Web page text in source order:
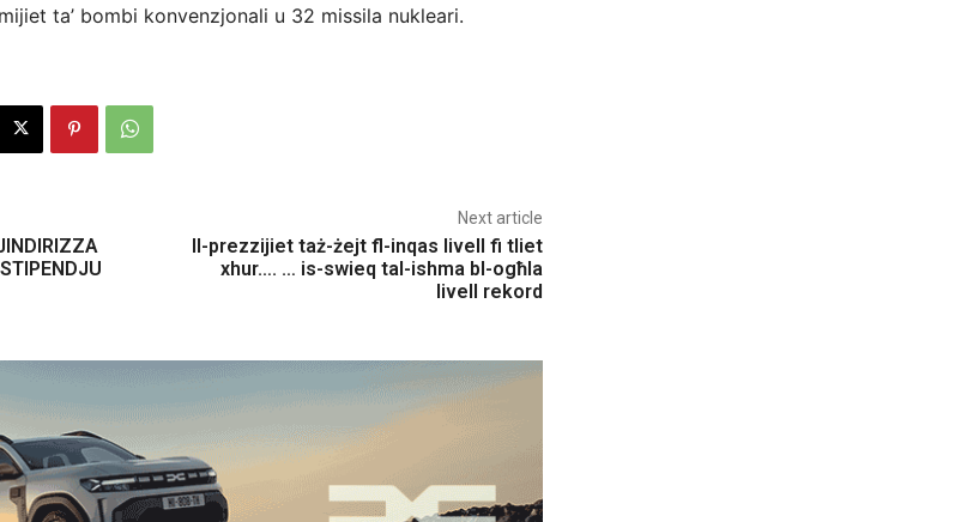
ta’ bombi konvenzjonali u 32 missila nukleari.
Next article
Il-prezzijiet taż-żejt fl-inqas livell fi tliet
xhur…. … is-swieq tal-ishma bl-ogħla
livell rekord